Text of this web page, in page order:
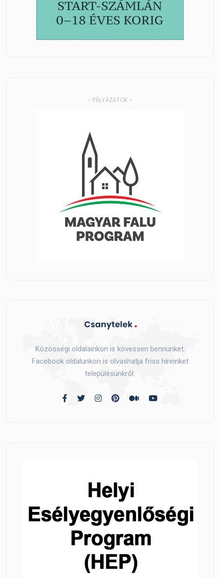
- PÁLYÁZATOK -
Közösségi oldalainkon is kövessen bennünket.
Facebook oldalunkon is olvashatja friss híreinket
településünkről.